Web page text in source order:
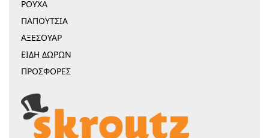
ΡΟΥΧΑ
ΠΑΠΟΥΤΣΙΑ
ΑΞΕΣΟΥΑΡ
ΕΙΔΗ ΔΩΡΩΝ
ΠΡΟΣΦΟΡΕΣ